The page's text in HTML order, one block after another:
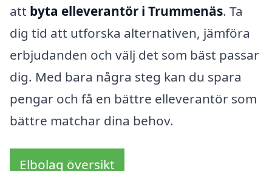
att byta elleverantör i Trummenäs. Ta
dig tid att utforska alternativen, jämföra
erbjudanden och välj det som bäst passar
dig. Med bara några steg kan du spara
pengar och få en bättre elleverantör som
bättre matchar dina behov.
Elbolag översikt